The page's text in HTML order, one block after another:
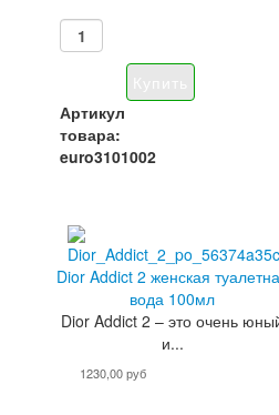
Артикул
товара:
euro3101002
Dior Addict 2 женская
вода 100мл
Dior Addict 2 – это очень
и...
1230,00 руб